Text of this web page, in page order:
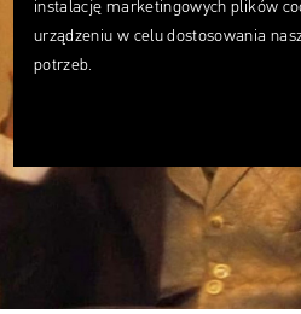
instalację marketingowych plików
urządzeniu w celu dostosowania
potrzeb.